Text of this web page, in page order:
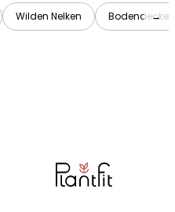
Wilden Nelken →